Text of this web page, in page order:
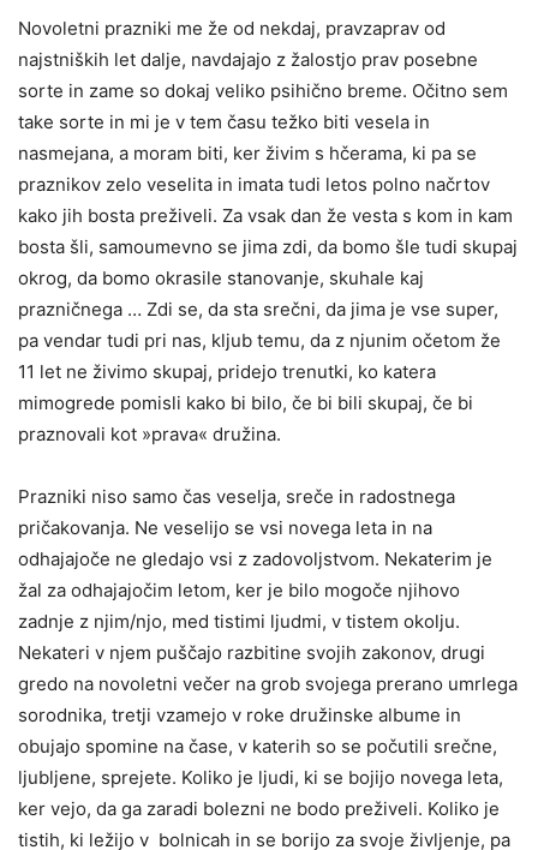
Novoletni prazniki me že od nekdaj, pravzaprav od
najstniških let dalje, navdajajo z žalostjo prav posebne
sorte in zame so dokaj veliko psihično breme. Očitno sem
take sorte in mi je v tem času težko biti vesela in
nasmejana, a moram biti, ker živim s hčerama, ki pa se
praznikov zelo veselita in imata tudi letos polno načrtov
kako jih bosta preživeli. Za vsak dan že vesta s kom in kam
bosta šli, samoumevno se jima zdi, da bomo šle tudi skupaj
okrog, da bomo okrasile stanovanje, skuhale kaj
prazničnega … Zdi se, da sta srečni, da jima je vse super,
pa vendar tudi pri nas, kljub temu, da z njunim očetom že
11 let ne živimo skupaj, pridejo trenutki, ko katera
mimogrede pomisli kako bi bilo, če bi bili skupaj, če bi
praznovali kot »prava« družina.
Prazniki niso samo čas veselja, sreče in radostnega
pričakovanja. Ne veselijo se vsi novega leta in na
odhajajoče ne gledajo vsi z zadovoljstvom. Nekaterim je
žal za odhajajočim letom, ker je bilo mogoče njihovo
zadnje z njim/njo, med tistimi ljudmi, v tistem okolju.
Nekateri v njem puščajo razbitine svojih zakonov, drugi
gredo na novoletni večer na grob svojega prerano umrlega
sorodnika, tretji vzamejo v roke družinske albume in
obujajo spomine na čase, v katerih so se počutili srečne,
ljubljene, sprejete. Koliko je ljudi, ki se bojijo novega leta,
ker vejo, da ga zaradi bolezni ne bodo preživeli. Koliko je
tistih, ki ležijo v bolnicah in se borijo za svoje življenje, pa